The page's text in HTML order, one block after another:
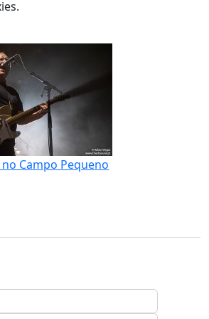
Campo Pequeno